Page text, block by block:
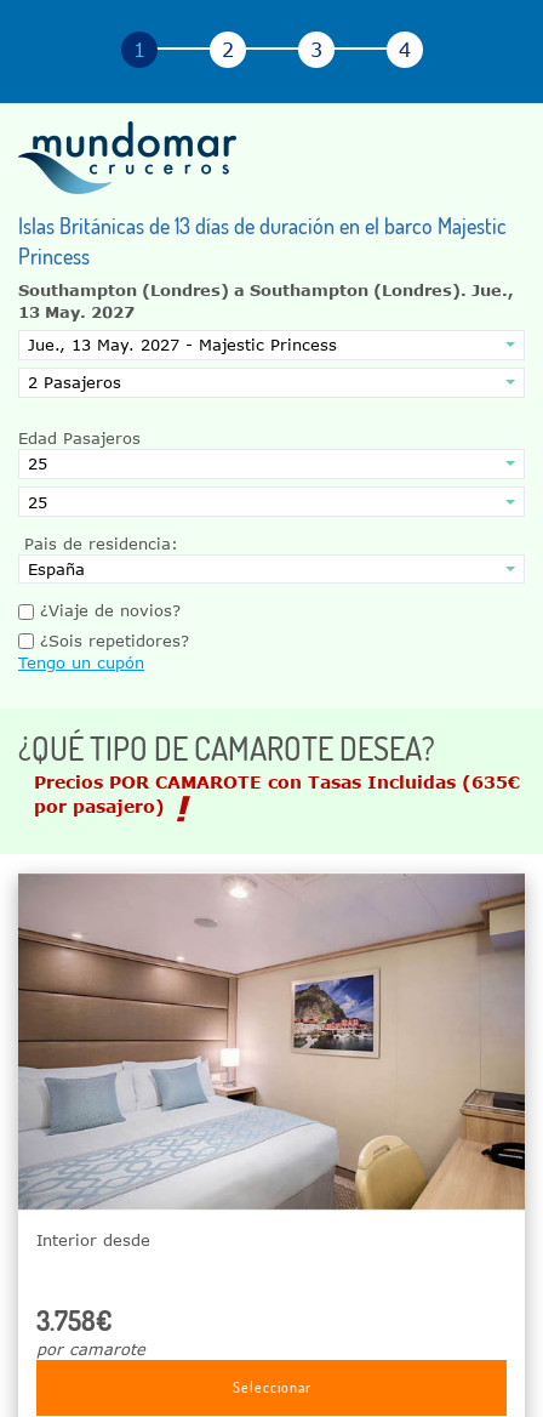
Islas Británicas de 13 días de duración en el barco Majestic
Princess
Southampton (Londres) a Southampton (Londres). Jue.,
13 May. 2027
Edad Pasajeros
Pais de residencia:
¿Viaje de novios?
¿Sois repetidores?
Tengo un cupón
¿QUÉ TIPO DE CAMAROTE DESEA?
Precios POR CAMAROTE con Tasas Incluidas (635€
por pasajero)
Interior desde
3.758€
por camarote
Seleccionar